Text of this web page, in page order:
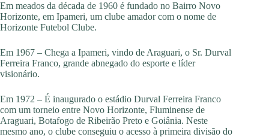
Em meados da década de 1960 é fundado no Bairro Novo
Horizonte, em Ipameri, um clube amador com o nome de
Horizonte Futebol Clube.
Em 1967 – Chega a Ipameri, vindo de Araguari, o Sr. Durval
Ferreira Franco, grande abnegado do esporte e líder
visionário.
Em 1972 – É inaugurado o estádio Durval Ferreira Franco
com um torneio entre Novo Horizonte, Fluminense de
Araguari, Botafogo de Ribeirão Preto e Goiânia. Neste
mesmo ano, o clube conseguiu o acesso à primeira divisão do